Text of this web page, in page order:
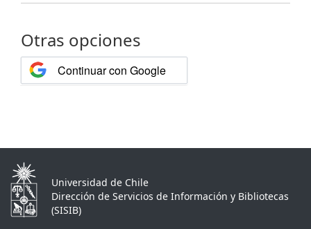
Otras opciones
Continuar con Google
Universidad de Chile
Dirección de Servicios de Información y Bibliotecas
(SISIB)